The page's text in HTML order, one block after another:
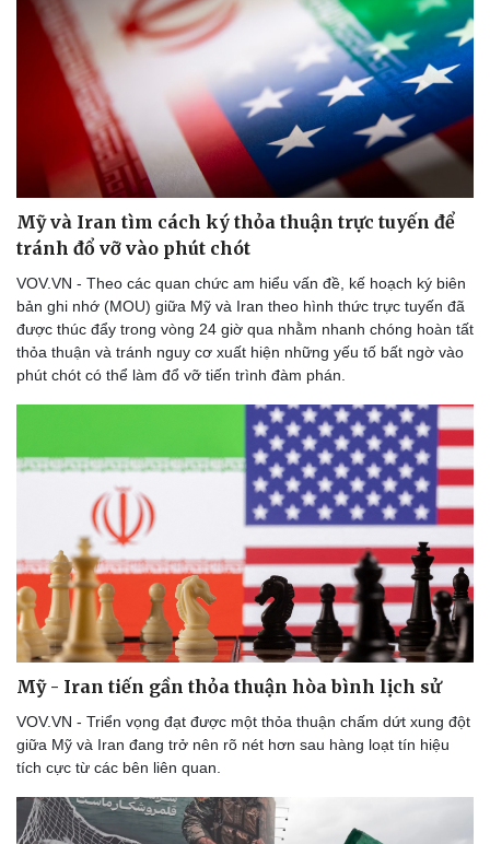
Mỹ và Iran tìm cách ký thỏa thuận trực tuyến để
tránh đổ vỡ vào phút chót
VOV.VN - Theo các quan chức am hiểu vấn đề, kế hoạch ký biên
bản ghi nhớ (MOU) giữa Mỹ và Iran theo hình thức trực tuyến đã
được thúc đẩy trong vòng 24 giờ qua nhằm nhanh chóng hoàn tất
thỏa thuận và tránh nguy cơ xuất hiện những yếu tố bất ngờ vào
phút chót có thể làm đổ vỡ tiến trình đàm phán.
Mỹ - Iran tiến gần thỏa thuận hòa bình lịch sử
VOV.VN - Triển vọng đạt được một thỏa thuận chấm dứt xung đột
giữa Mỹ và Iran đang trở nên rõ nét hơn sau hàng loạt tín hiệu
tích cực từ các bên liên quan.